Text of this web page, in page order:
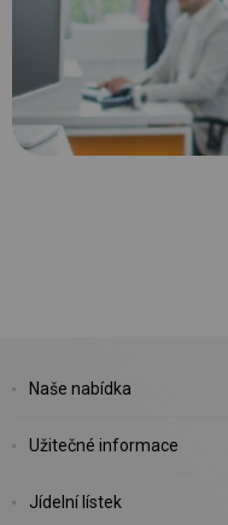
Naše nabídka
Užitečné informace
Jídelní lístek